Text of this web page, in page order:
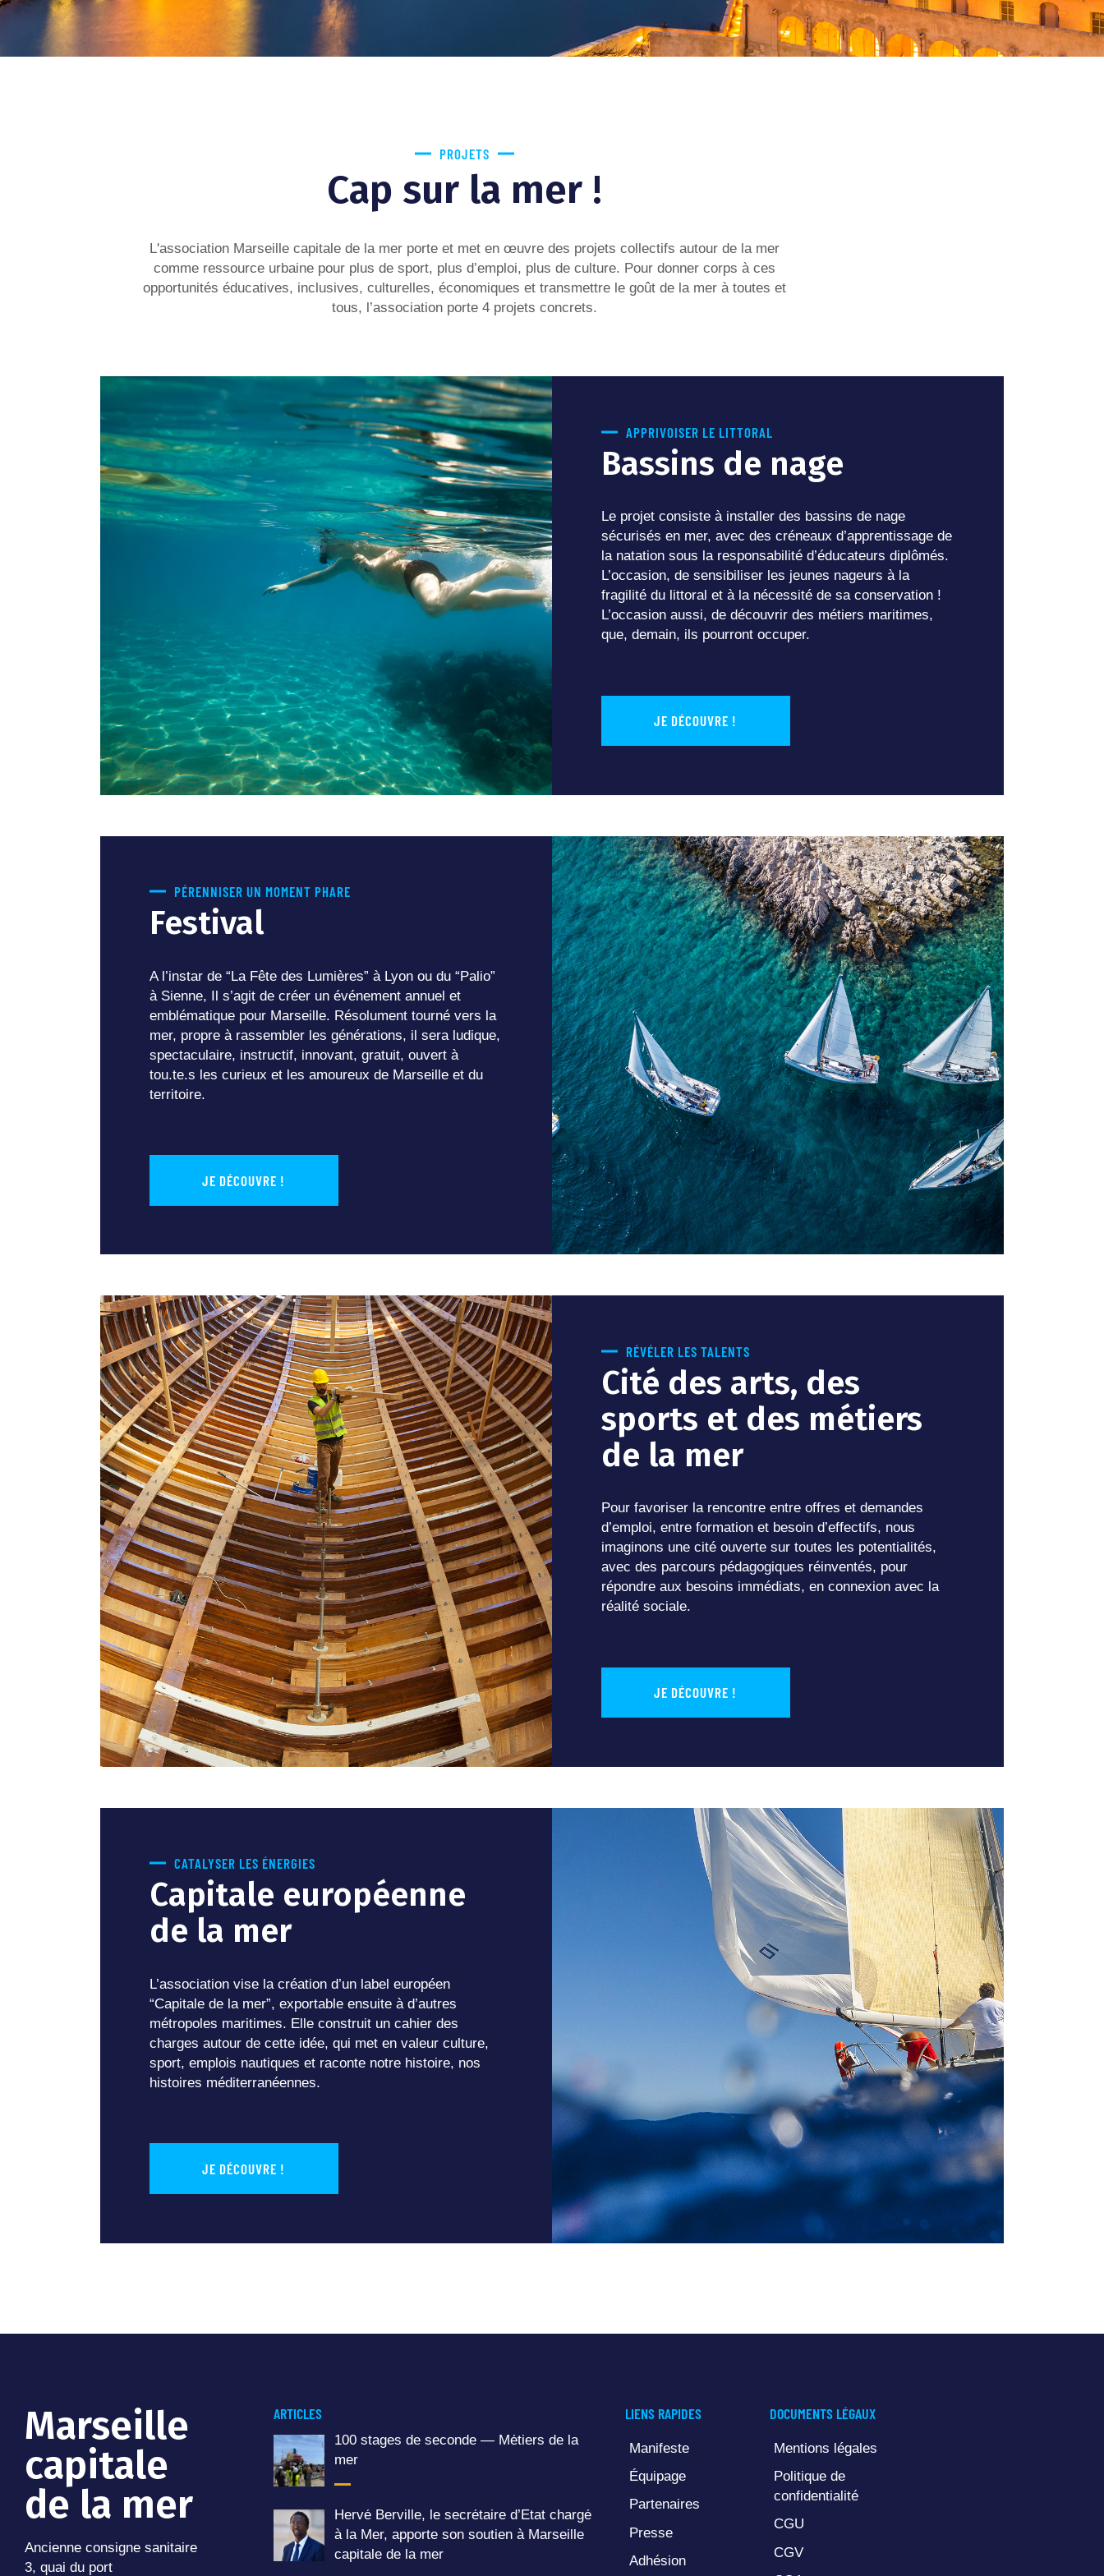
PROJETS
Cap sur la mer !
L'association Marseille capitale de la mer porte et met en œuvre des projets collectifs autour de la mer
comme ressource urbaine pour plus de sport, plus d’emploi, plus de culture. Pour donner corps à ces
opportunités éducatives, inclusives, culturelles, économiques et transmettre le goût de la mer à toutes et
tous, l’association porte 4 projets concrets.
APPRIVOISER LE LITTORAL
Bassins de nage
Le projet consiste à installer des bassins de nage
sécurisés en mer, avec des créneaux d’apprentissage de
la natation sous la responsabilité d’éducateurs diplômés.
L’occasion, de sensibiliser les jeunes nageurs à la
fragilité du littoral et à la nécessité de sa conservation !
L’occasion aussi, de découvrir des métiers maritimes,
que, demain, ils pourront occuper.
JE DÉCOUVRE !
PÉRENNISER UN MOMENT PHARE
Festival
A l’instar de “La Fête des Lumières” à Lyon ou du “Palio”
à Sienne, Il s’agit de créer un événement annuel et
emblématique pour Marseille. Résolument tourné vers la
mer, propre à rassembler les générations, il sera ludique,
spectaculaire, instructif, innovant, gratuit, ouvert à
tou.te.s les curieux et les amoureux de Marseille et du
territoire.
JE DÉCOUVRE !
RÉVÉLER LES TALENTS
Cité des arts, des
sports et des métiers
de la mer
Pour favoriser la rencontre entre offres et demandes
d’emploi, entre formation et besoin d’effectifs, nous
imaginons une cité ouverte sur toutes les potentialités,
avec des parcours pédagogiques réinventés, pour
répondre aux besoins immédiats, en connexion avec la
réalité sociale.
JE DÉCOUVRE !
CATALYSER LES ÉNERGIES
Capitale européenne
de la mer
L’association vise la création d’un label européen
“Capitale de la mer”, exportable ensuite à d’autres
métropoles maritimes. Elle construit un cahier des
charges autour de cette idée, qui met en valeur culture,
sport, emplois nautiques et raconte notre histoire, nos
histoires méditerranéennes.
JE DÉCOUVRE !
Marseille
capitale
de la mer
Ancienne consigne sanitaire
3, quai du port
ARTICLES
100 stages de seconde — Métiers de la
mer
Hervé Berville, le secrétaire d’État chargé
à la Mer, apporte son soutien à Marseille
capitale de la mer
LIENS RAPIDES
Manifeste
Équipage
Partenaires
Presse
Adhésion
DOCUMENTS LÉGAUX
Mentions légales
Politique de
confidentialité
CGU
CGV